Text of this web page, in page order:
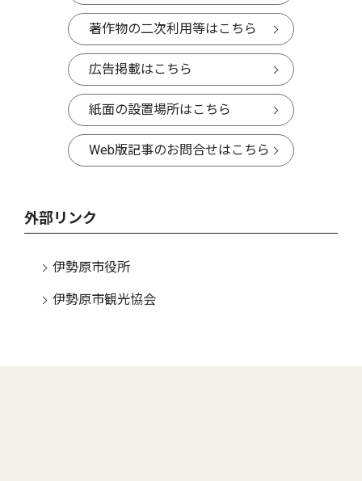
著作物の二次利用等はこちら
広告掲載はこちら
紙面の設置場所はこちら
Web版記事のお問合せはこちら
外部リンク
伊勢原市役所
伊勢原市観光協会